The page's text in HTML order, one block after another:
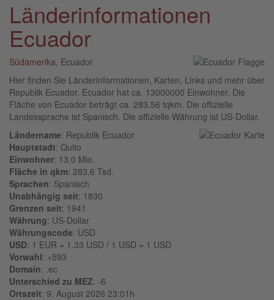
Länderinformationen
Ecuador
Südamerika , Ecuador
Hier finden Sie Länderinformationen, Karten, Links und mehr über
Republik Ecuador. Ecuador hat ca. 13000000 Einwohner. Die
Fläche von Ecuador beträgt ca. 283.56 tqkm. Die offizielle
Landessprache ist Spanisch. Die offizielle Währung ist US-Dollar.
Ländername: Republik Ecuador
Hauptstadt: Quito
Einwohner: 13.0 Mio.
Fläche in qkm: 283.6 Tsd.
Sprachen: Spanisch
Unabhängig seit: 1830
Grenzen seit: 1941
Währung: US-Dollar
Währungscode: USD
USD: 1 EUR = 1.33 USD / 1 USD = 1 USD
Vorwahl: +593
Domain: .ec
Unterschied zu MEZ: -6
Ortszeit: 9. August 2026 23:01h